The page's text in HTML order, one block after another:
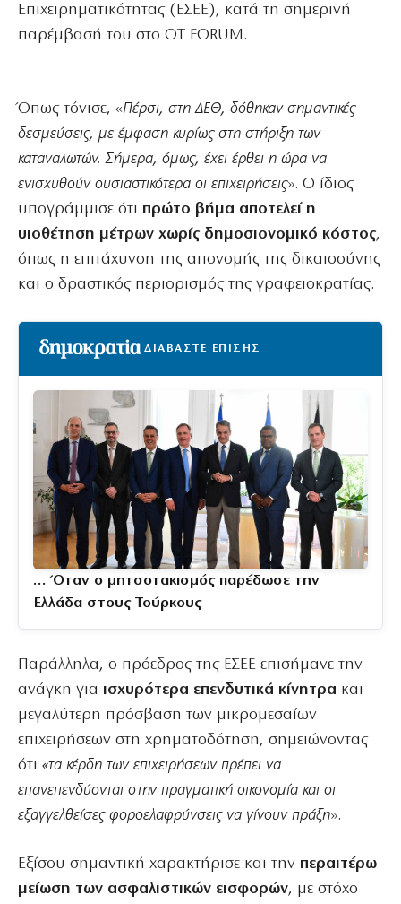
Επιχειρηματικότητας (ΕΣΕΕ), κατά τη σημερινή
παρέμβασή του στο OT FORUM.
Όπως τόνισε, «Πέρσι, στη ΔΕΘ, δόθηκαν σημαντικές
δεσμεύσεις, με έμφαση κυρίως στη στήριξη των
καταναλωτών. Σήμερα, όμως, έχει έρθει η ώρα να
ενισχυθούν ουσιαστικότερα οι επιχειρήσεις». Ο ίδιος
υπογράμμισε ότι πρώτο βήμα αποτελεί η
υιοθέτηση μέτρων χωρίς δημοσιονομικό κόστος,
όπως η επιτάχυνση της απονομής της δικαιοσύνης
και ο δραστικός περιορισμός της γραφειοκρατίας.
ΔΙΑΒΑΣΤΕ ΕΠΙΣΗΣ
… Όταν ο μητσοτακισμός παρέδωσε την
Ελλάδα στους Τούρκους
Παράλληλα, ο πρόεδρος της ΕΣΕΕ επισήμανε την
ανάγκη για ισχυρότερα επενδυτικά κίνητρα και
μεγαλύτερη πρόσβαση των μικρομεσαίων
επιχειρήσεων στη χρηματοδότηση, σημειώνοντας
ότι «τα κέρδη των επιχειρήσεων πρέπει να
επανεπενδύονται στην πραγματική οικονομία και οι
εξαγγελθείσες φοροελαφρύνσεις να γίνουν πράξη».
Εξίσου σημαντική χαρακτήρισε και την περαιτέρω
μείωση των ασφαλιστικών εισφορών, με στόχο